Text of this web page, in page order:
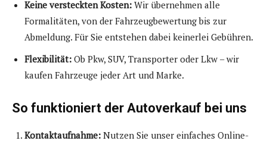
Keine versteckten Kosten: Wir übernehmen alle
Formalitäten, von der Fahrzeugbewertung bis zur
Abmeldung. Für Sie entstehen dabei keinerlei Gebühren.
Flexibilität: Ob Pkw, SUV, Transporter oder Lkw – wir
kaufen Fahrzeuge jeder Art und Marke.
So funktioniert der Autoverkauf bei uns
Kontaktaufnahme: Nutzen Sie unser einfaches Online-